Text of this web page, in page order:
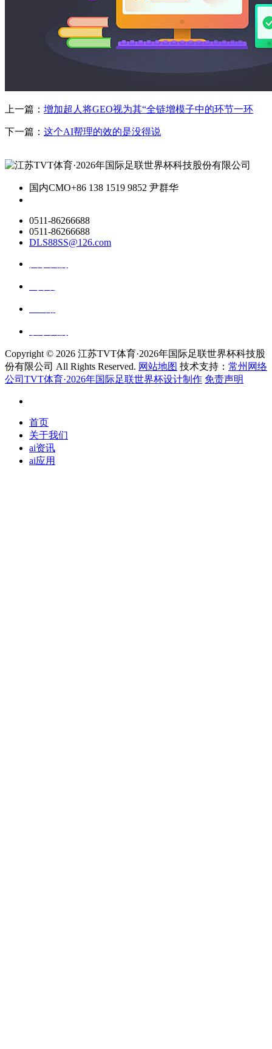
上一篇： 增加超人将GEO视为其“全链增模子中的环节一环
下一篇： 这个AI帮理的效的是没得说
国内CMO+86 138 1519 9852 尹群华
0511-86266688
0511-86266688
DLS88SS@126.com
Copyright © 2026 江苏TVT体育·2026年国际足联世界杯科技股
份有限公司 All Rights Reserved. 网站地图 技术支持： 常州网络
公司TVT体育·2026年国际足联世界杯设计制作 免责声明
首页
关于我们
ai资讯
ai应用